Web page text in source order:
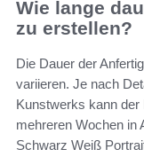
Wie lange
zu erstellen?
Die Dauer der
variieren. Je nach
Kunstwerks kann
mehreren Wochen in
Schwarz Weiß